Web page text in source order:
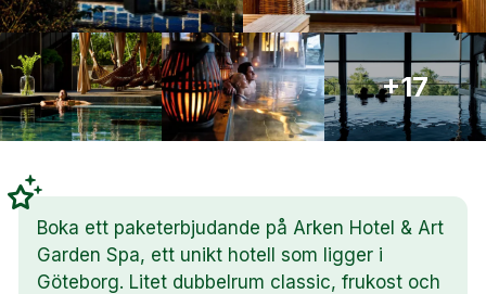
+17
Boka ett paketerbjudande på Arken Hotel & Art
Garden Spa, ett unikt hotell som ligger i
Göteborg. Litet dubbelrum classic, frukost och